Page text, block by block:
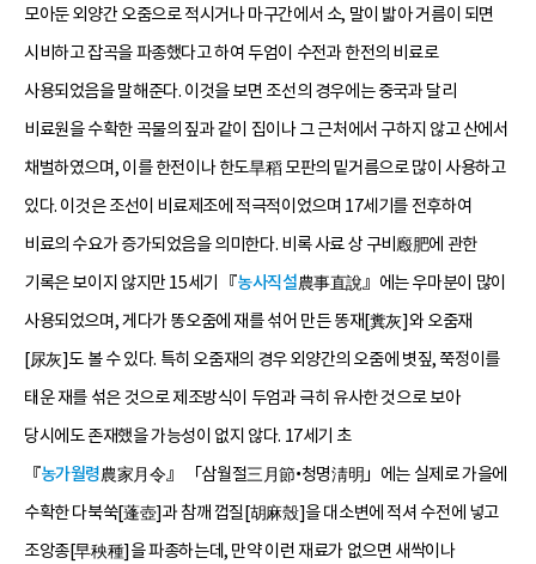
모아둔 외양간 오줌으로 적시거나 마구간에서 소, 말이 밟아 거름이 되면
시비하고 잡곡을 파종했다고 하여 두엄이 수전과 한전의 비료로
사용되었음을 말해준다. 이것을 보면 조선의 경우에는 중국과 달리
비료원을 수확한 곡물의 짚과 같이 집이나 그 근처에서 구하지 않고 산에서
채벌하였으며, 이를 한전이나 한도旱稻 모판의 밑거름으로 많이 사용하고
있다. 이것은 조선이 비료제조에 적극적이었으며 17세기를 전후하여
비료의 수요가 증가되었음을 의미한다. 비록 사료 상 구비廏肥에 관한
기록은 보이지 않지만 15세기 『농사직설農事直說』에는 우마분이 많이
사용되었으며, 게다가 똥오줌에 재를 섞어 만든 똥재[糞灰]와 오줌재
[尿灰]도 볼 수 있다. 특히 오줌재의 경우 외양간의 오줌에 볏짚, 쭉정이를
태운 재를 섞은 것으로 제조방식이 두엄과 극히 유사한 것으로 보아
당시에도 존재했을 가능성이 없지 않다. 17세기 초
『농가월령農家月令』 「삼월절三月節•청명淸明」에는 실제로 가을에
수확한 다북쑥[蓬壺]과 참깨 껍질[胡麻殼]을 대소변에 적셔 수전에 넣고
조앙종[早秧種]을 파종하는데, 만약 이런 재료가 없으면 새싹이나